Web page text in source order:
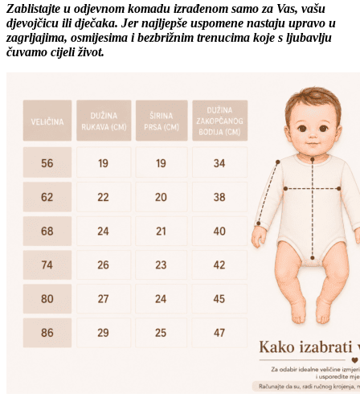
Zablistajte u odjevnom komadu izrađenom samo za Vas, vašu
djevojčicu ili dječaka. Jer najljepše uspomene nastaju upravo u
zagrljajima, osmijesima i bezbrižnim trenucima koje s ljubavlju
čuvamo cijeli život.